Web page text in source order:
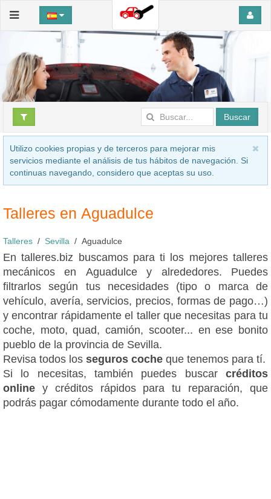
Buscar
Utilizo cookies propias y de terceros para mejorar mis
servicios mediante el análisis de tus hábitos de navegación. Si
continuas navegando, considero que aceptas su uso.
Talleres en Aguadulce
Talleres Sevilla Aguadulce
En talleres.biz buscamos para ti los mejores talleres
mecánicos en Aguadulce y alrededores. Puedes
filtrarlos según tus necesidades (tipo o marca de
vehículo, avería, servicios, precios, formas de pago…)
y encontrar rápidamente el taller que necesitas para tu
coche, moto, quad, camión, scooter... en ese bonito
pueblo de la provincia de Sevilla.
Revisa todos los seguros coche que tenemos para tí.
Si lo necesitas, también puedes buscar créditos
online y créditos rápidos para tu reparación, que
podrás pagar cómodamente durante todo el año.